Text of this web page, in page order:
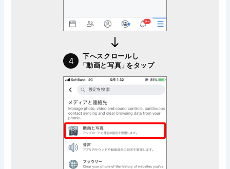
4
下へスクロールし
「動画と写真」をタップ